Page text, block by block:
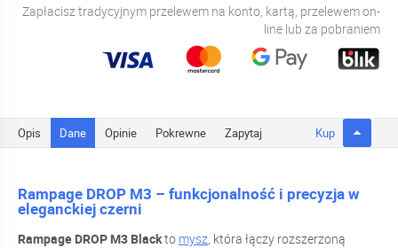
Zapłacisz tradycyjnym przelewem na konto, kartą, przelewem on-
line lub za pobraniem
Opis Dane Opinie Pokrewne Zapytaj Kup
Rampage DROP M3 – funkcjonalność i precyzja w
eleganckiej czerni
Rampage DROP M3 Blackto mysz, która łączy rozszerzoną